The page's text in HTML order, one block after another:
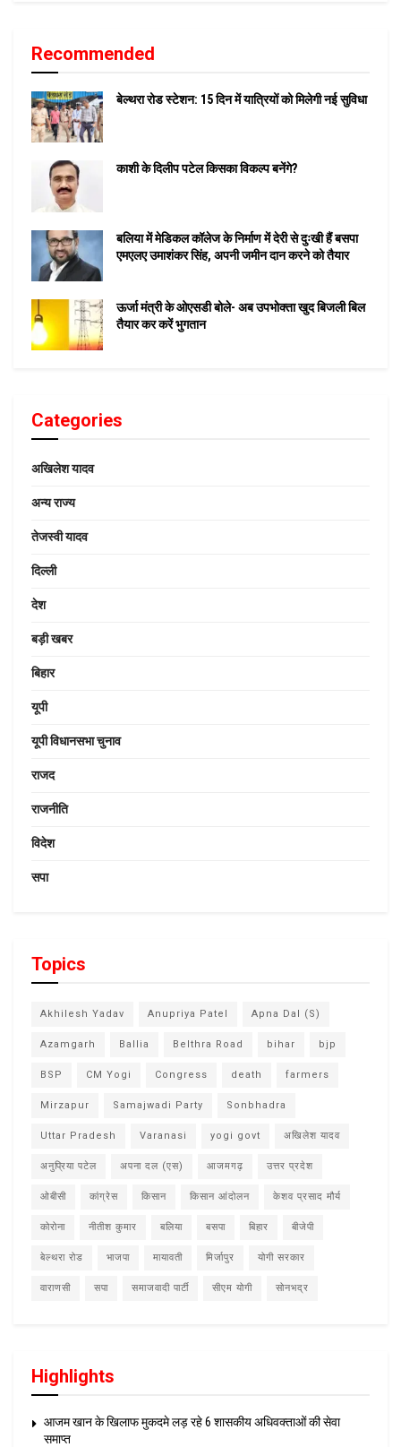
Recommended
बेल्थरा रोड स्टेशन: 15 दिन में यात्रियों को मिलेगी नई सुविधा
काशी के दिलीप पटेल किसका विकल्प बनेंगे?
बलिया में मेडिकल कॉलेज के निर्माण में देरी से दुःखी हैं बसपा
एमएलए उमाशंकर सिंह, अपनी जमीन दान करने को तैयार
ऊर्जा मंत्री के ओएसडी बोले- अब उपभोक्ता खुद बिजली बिल
तैयार कर करें भुगतान
Categories
अखिलेश यादव
अन्य राज्य
तेजस्वी यादव
दिल्ली
देश
बड़ी खबर
बिहार
यूपी
यूपी विधानसभा चुनाव
राजद
राजनीति
विदेश
सपा
Topics
Akhilesh Yadav Anupriya Patel Apna Dal (S)
Azamgarh Ballia Belthra Road bihar bjp
BSP CM Yogi Congress death farmers
Mirzapur Samajwadi Party Sonbhadra
Uttar Pradesh Varanasi yogi govt अखिलेश यादव
अनुप्रिया पटेल अपना दल (एस) आजमगढ़ उत्तर प्रदेश
ओबीसी कांग्रेस किसान किसान आंदोलन केशव प्रसाद मौर्य
कोरोना नीतीश कुमार बलिया बसपा बिहार बीजेपी
बेल्थरा रोड भाजपा मायावती मिर्जापुर योगी सरकार
वाराणसी सपा समाजवादी पार्टी सीएम योगी सोनभद्र
Highlights
आजम खान के खिलाफ मुकदमे लड़ रहे 6 शासकीय अधिवक्ताओं की सेवा
समाप्त